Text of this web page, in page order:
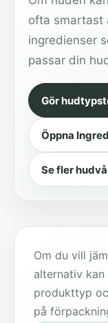
ofta smartast
ingredienser
passar din
Gör
Öppna
Se fler
Om du vill
alternativ
produkttyp
på